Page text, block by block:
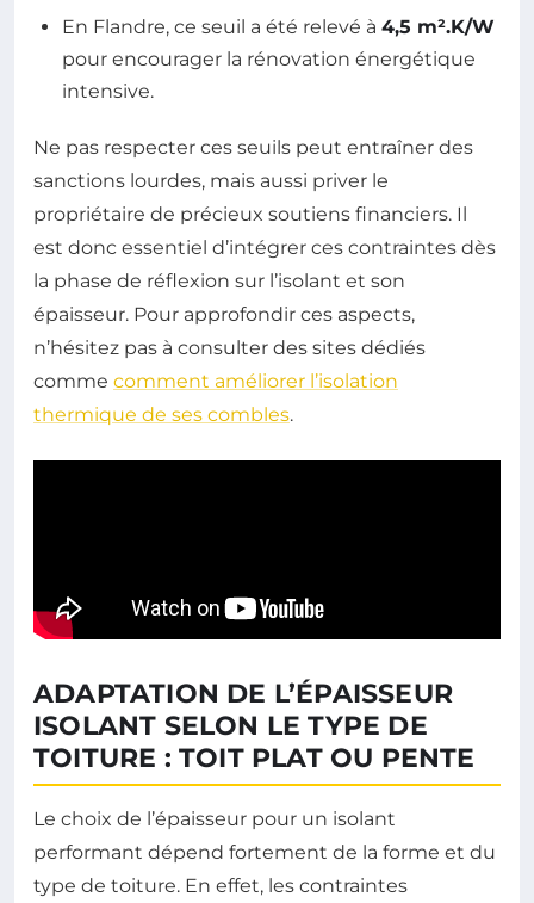
En Flandre, ce seuil a été relevé à 4,5 m².K/W
pour encourager la rénovation énergétique
intensive.
Ne pas respecter ces seuils peut entraîner des
sanctions lourdes, mais aussi priver le
propriétaire de précieux soutiens financiers. Il
est donc essentiel d’intégrer ces contraintes dès
la phase de réflexion sur l’isolant et son
épaisseur. Pour approfondir ces aspects,
n’hésitez pas à consulter des sites dédiés
comme comment améliorer l’isolation
thermique de ses combles.
ADAPTATION DE L’ÉPAISSEUR
ISOLANT SELON LE TYPE DE
TOITURE : TOIT PLAT OU PENTE
Le choix de l’épaisseur pour un isolant
performant dépend fortement de la forme et du
type de toiture. En effet, les contraintes